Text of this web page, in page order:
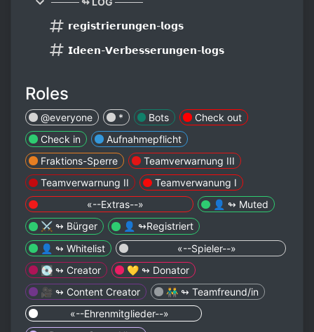
𝗿𝗲𝗴𝗶𝘀𝘁𝗿𝗶𝗲𝗿𝘂𝗻𝗴𝗲𝗻-𝗹𝗼𝗴𝘀
𝗜𝗱𝗲𝗲𝗻-𝗩𝗲𝗿𝗯𝗲𝘀𝘀𝗲𝗿𝘂𝗻𝗴𝗲𝗻-𝗹𝗼𝗴𝘀
Roles
@everyone * Bots
Check out
Check in
Aufnahmepflicht
Fraktions-Sperre
Teamverwarnung III
Teamverwarnung II
Teamverwanung I
👤 ↬ Muted
⚔️ ↬ Bürger
👤 ↬Registriert
👤 ↬ Whitelist
💽 ↬ Creator
💛 ↬ Donator
🎥 ↬ Content Creator
👬 ↬ Teamfreund/in